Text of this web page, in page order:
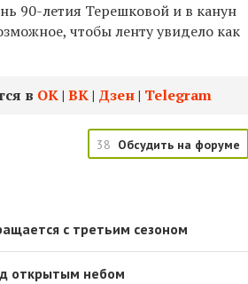
90-летия Терешковой и в канун
чтобы ленту увидело как
в ОК| ВК| Дзен| Telegram
38 Обсудить на форуме
с третьим сезоном
открытым небом